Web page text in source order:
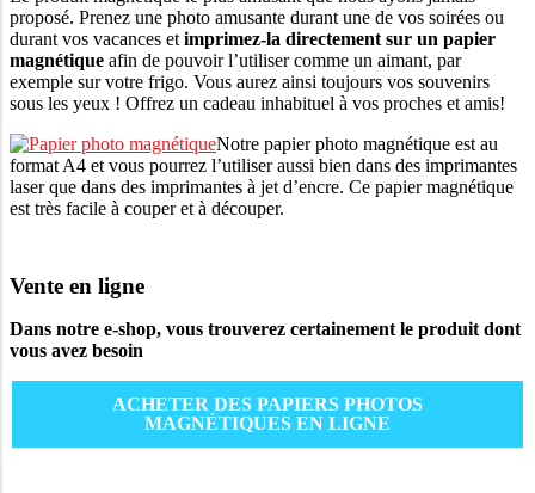
proposé. Prenez une photo amusante durant une de vos soirées ou
durant vos vacances et imprimez-la directement sur un papier
magnétique afin de pouvoir l’utiliser comme un aimant, par
exemple sur votre frigo. Vous aurez ainsi toujours vos souvenirs
sous les yeux ! Offrez un cadeau inhabituel à vos proches et amis!
Notre papier photo magnétique est au
format A4 et vous pourrez l’utiliser aussi bien dans des imprimantes
laser que dans des imprimantes à jet d’encre. Ce papier magnétique
est très facile à couper et à découper.
Vente en ligne
Dans notre e-shop, vous trouverez certainement le produit dont
vous avez besoin
ACHETER DES PAPIERS PHOTOS
MAGNÉTIQUES EN LIGNE